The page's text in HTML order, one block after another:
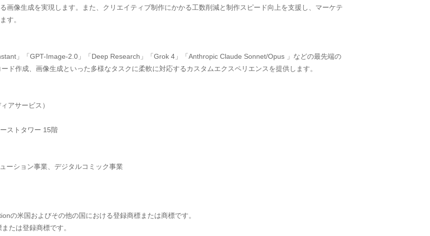
画像生成を実現します。また、クリエイティブ制作にかかる工数削減と制作スピード向上を支援し、マーケテ
す。
」「GPT-Image-2.0」「Deep Research」「Grok 4」「Anthropic Claude Sonnet/Opus 」などの最先端の
ド作成、画像生成といった多様なタスクに柔軟に対応するカスタムエクスペリエンスを提供します。
アサービス）
ストタワー 15階
ーション事業、デジタルコミック事業
の米国およびその他の国における登録商標または商標です。
たは登録商標です。